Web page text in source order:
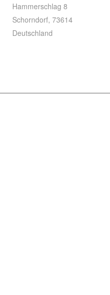
Hammerschlag 8
Schorndorf, 73614
Deutschland